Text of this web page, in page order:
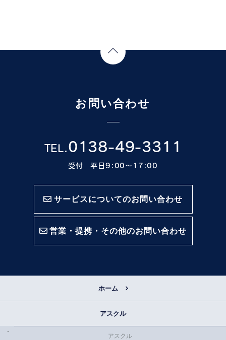
お問い合わせ
TEL.0138-49-3311
受付 平日9:00〜17:00
サービスについてのお問い合わせ
営業・提携・その他のお問い合わせ
ホーム
アスクル
アスクル